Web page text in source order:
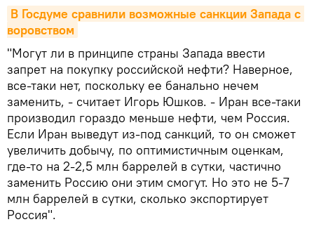
В Госдуме сравнили возможные санкции Запада с
воровством
"Могут ли в принципе страны Запада ввести
запрет на покупку российской нефти? Наверное,
все-таки нет, поскольку ее банально нечем
заменить, - считает Игорь Юшков. - Иран все-таки
производил гораздо меньше нефти, чем Россия.
Если Иран выведут из-под санкций, то он сможет
увеличить добычу, по оптимистичным оценкам,
где-то на 2-2,5 млн баррелей в сутки, частично
заменить Россию они этим смогут. Но это не 5-7
млн баррелей в сутки, сколько экспортирует
Россия".